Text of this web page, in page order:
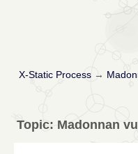
X-Static Process→
Topic: Madonnan